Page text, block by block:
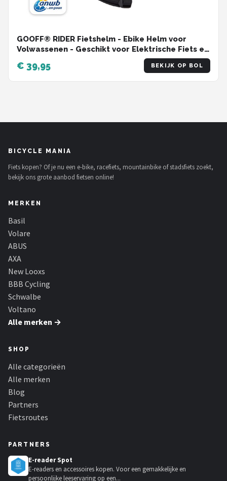
GOOFF® RIDER Fietshelm - Ebike Helm voor
Volwassenen - Geschikt voor Elektrische Fiets en
Racefiets - Dames en Heren - Zwart - M
€ 39,95 BEKIJK OP BOL
BICYCLE MANIA
Fiets kopen? Of je nu een e-bike, racefiets, mountainbike of stadsfiets zoekt,
bekijk ons grote aanbod fietsen online!
MERKEN
Basil
Volare
ABUS
AXA
New Looxs
BBB Cycling
Schwalbe
Voltano
Alle merken →
SHOP
Alle categorieën
Alle merken
Blog
Partners
Fietsroutes
PARTNERS
E-reader Spot
E-readers en accessoires kopen. Voor een gemakkelijke en
persoonlijke leeservaring op een...